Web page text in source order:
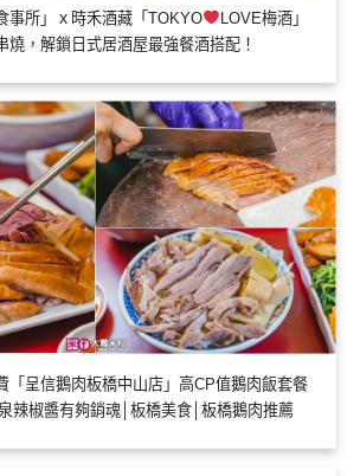
事所」ｘ時禾酒藏「TOKYO
LOVE梅酒」
燒，解鎖日式居酒屋最強餐酒搭配！
「呈信鵝肉板橋中山店」高CP值鵝肉飯套餐
辣椒醬有夠銷魂│板橋美食│板橋鵝肉推薦